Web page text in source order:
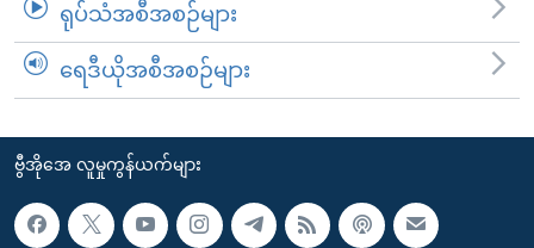
ရုပ်သံအစီအစဉ်များ
ရေဒီယိုအစီအစဉ်များ
ဗွီအိုအေ လူမှုကွန်ယက်များ